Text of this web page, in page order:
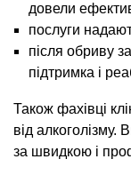
довели
послуги
після обриву
підтримка і
Також фахівці
від
за швидкою і